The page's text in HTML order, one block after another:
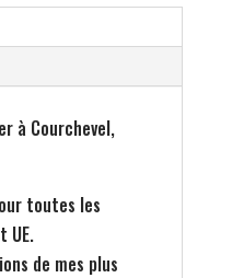
à Courchevel,
toutes les
UE.
de mes plus